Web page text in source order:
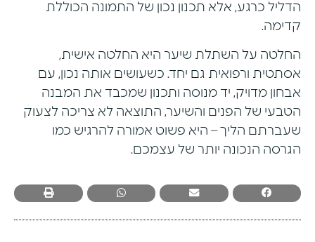
הדליל כרגע, אלא תכנון נכון של התמונה הכוללת
קדימה.
החלטה על השתלת שיער היא החלטה אישית,
אסתטית ורפואית גם יחד. כשעושים אותה נכון, עם
אבחון מדויק, יד מנוסה ותכנון שמכבד את המבנה
הטבעי של הפנים והשיער, התוצאה לא צריכה לצעוק
שעברתם הליך – היא פשוט אמורה להרגיש כמו
הגרסה הנכונה יותר של עצמכם.